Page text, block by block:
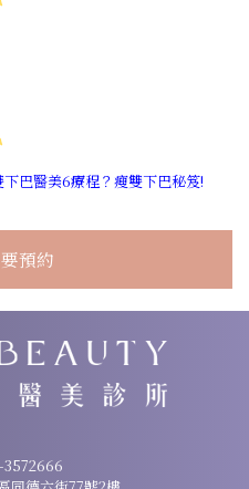
巴醫美6療程？瘦雙下巴秘笈!
預約
址：桃園市桃園區同德六街77號2樓
3572666